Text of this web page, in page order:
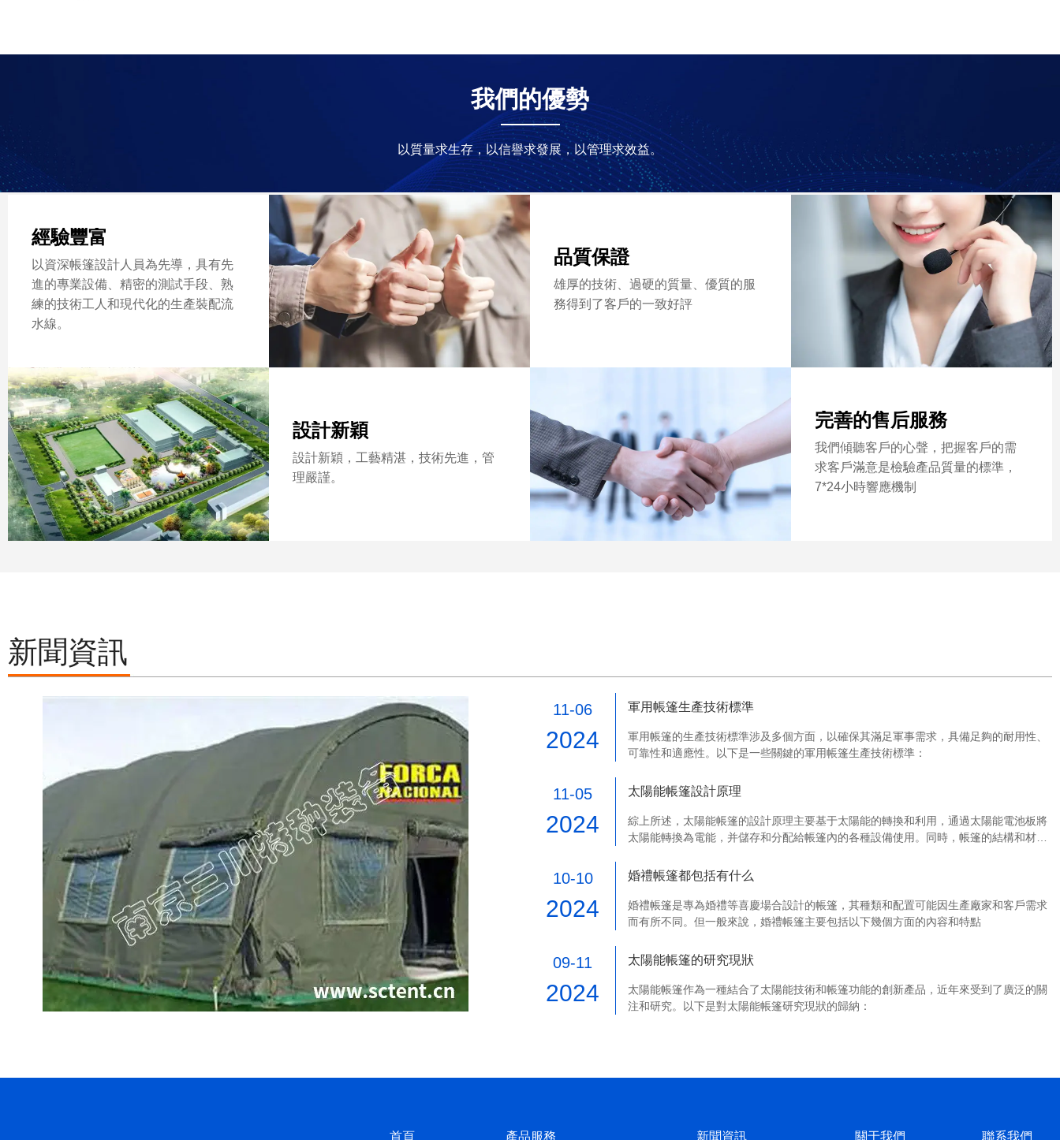
我們的優勢
以質量求生存，以信譽求發展，以管理求效益。
經驗豐富
以資深帳篷設計人員為先導，具有先
進的專業設備、精密的測試手段、熟
練的技術工人和現代化的生產裝配流
水線。
品質保證
雄厚的技術、過硬的質量、優質的服
務得到了客戶的一致好評
設計新穎
設計新穎，工藝精湛，技術先進，管
理嚴謹。
完善的售后服務
我們傾聽客戶的心聲，把握客戶的需
求客戶滿意是檢驗產品質量的標準，
7*24小時響應機制
新聞資訊
11-06
2024
軍用帳篷生產技術標準
軍用帳篷的生產技術標準涉及多個方面，以確保其滿足軍事需求，具備足夠的耐用性、
可靠性和適應性。以下是一些關鍵的軍用帳篷生產技術標準：
11-05
2024
太陽能帳篷設計原理
綜上所述，太陽能帳篷的設計原理主要基于太陽能的轉換和利用，通過太陽能電池板將
太陽能轉換為電能，并儲存和分配給帳篷內的各種設備使用。同時，帳篷的結構和材料
10-10
2024
婚禮帳篷都包括有什么
婚禮帳篷是專為婚禮等喜慶場合設計的帳篷，其種類和配置可能因生產廠家和客戶需求
而有所不同。但一般來說，婚禮帳篷主要包括以下幾個方面的內容和特點
09-11
2024
太陽能帳篷的研究現狀
太陽能帳篷作為一種結合了太陽能技術和帳篷功能的創新產品，近年來受到了廣泛的關
注和研究。以下是對太陽能帳篷研究現狀的歸納：
首頁 產品服務 新聞資訊 關于我們 聯系我們